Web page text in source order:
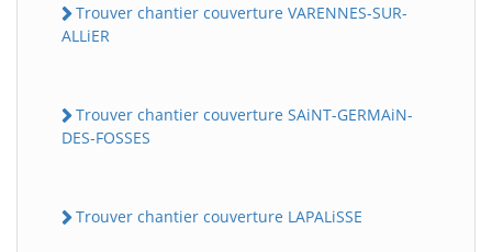
Trouver chantier couverture VARENNES-SUR-
ALLiER
Trouver chantier couverture SAiNT-GERMAiN-
DES-FOSSES
Trouver chantier couverture LAPALiSSE